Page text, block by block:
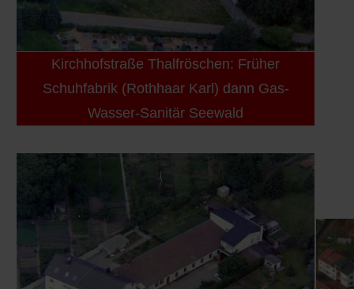
Kirchhofstraße Thalfröschen: Früher
Schuhfabrik (Rothhaar Karl) dann Gas-
Wasser-Sanitär Seewald